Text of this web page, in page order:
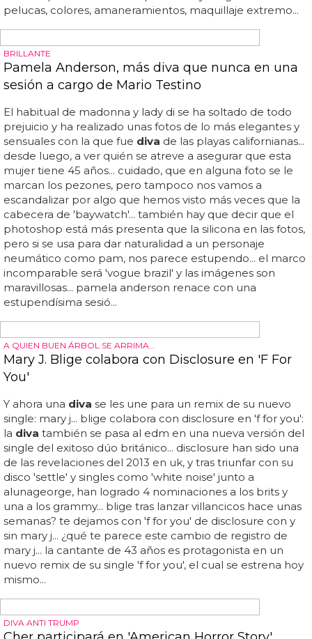
mine 06 out of our heads 07 show a little mercy 08 so
la fama con su disco debut 'in the lonely hour' y singles
como 'money on my mind' o 'stay with me', sam había
grabado otro disco anteriormente con un sello
independiente...
número de 'Candy Magazine'
Ya sea por su peculiar aspecto, sus pocos reparos a
su gran calidad como actriz, muchos la admiran e incluso
tiene su toque dedivagay... tilda swinton es una de esas
actrices que, sin ruido ni polémicas se ha asentado como
una de las grandes estrellas del cine... todo un lujo para la
vista... algo que ha fomentado el fotógrafo catalán xevi
muntané en el último número de 'candy magazine', en el
que podemos ver a la andrógina actriz con unos looks
extremos, muy alejados de la sobriedad a la que nos
tiene acostumbrados... aquí tienes todas las fotos de tilda
swinton por xevi muntané para 'candy magazine': ...
pelucas, colores, amaneramientos, maquillaje extremo...